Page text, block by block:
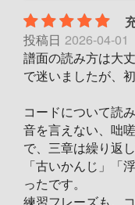
投稿日 2026-04-01
譜面の読み方は大
で迷いましたが、
コードについて読
音を言えない、咄
で、三章は繰り返
「古いかんじ」「
ったです。